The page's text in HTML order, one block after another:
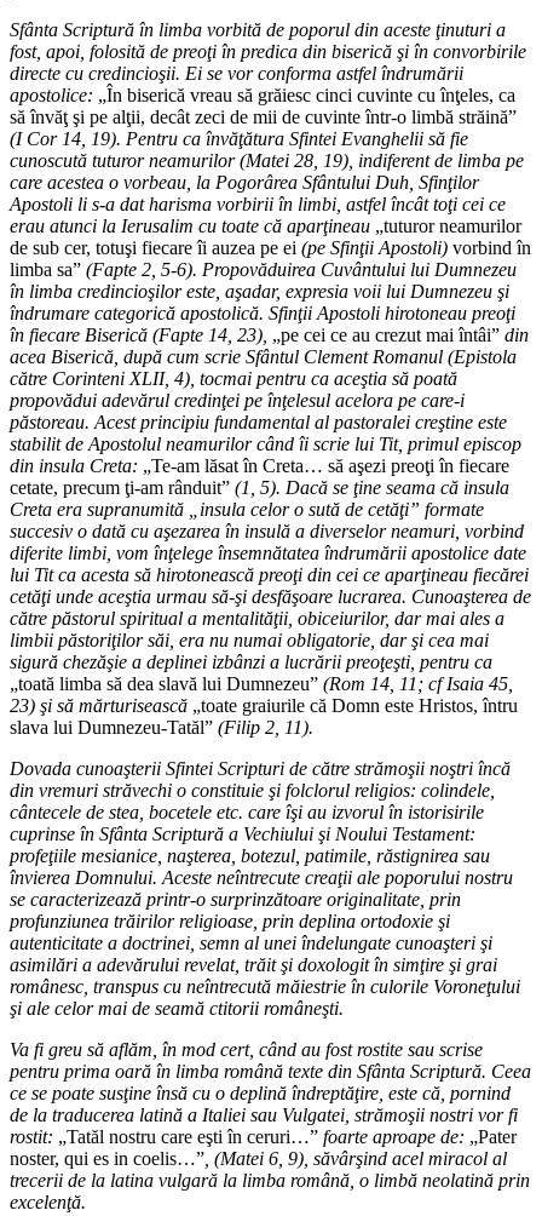
Sfânta Scriptură în limba vorbită de poporul din aceste ţinuturi a
fost, apoi, folosită de preoţi în predica din biserică şi în convorbirile
directe cu credincioşii. Ei se vor conforma astfel îndrumării
apostolice: „În biserică vreau să grăiesc cinci cuvinte cu înţeles, ca
să învăţ şi pe alţii, decât zeci de mii de cuvinte într-o limbă străină”
(I Cor 14, 19). Pentru ca învăţătura Sfintei Evanghelii să fie
cunoscută tuturor neamurilor (Matei 28, 19), indiferent de limba pe
care acestea o vorbeau, la Pogorârea Sfântului Duh, Sfinţilor
Apostoli li s-a dat harisma vorbirii în limbi, astfel încât toţi cei ce
erau atunci la Ierusalim cu toate că aparţineau „tuturor neamurilor
de sub cer, totuşi fiecare îi auzea pe ei (pe Sfinţii Apostoli) vorbind în
limba sa” (Fapte 2, 5-6). Propovăduirea Cuvântului lui Dumnezeu
în limba credincioşilor este, aşadar, expresia voii lui Dumnezeu şi
îndrumare categorică apostolică. Sfinţii Apostoli hirotoneau preoţi
în fiecare Biserică (Fapte 14, 23), „pe cei ce au crezut mai întâi” din
acea Biserică, după cum scrie Sfântul Clement Romanul (Epistola
către Corinteni XLII, 4), tocmai pentru ca aceştia să poată
propovădui adevărul credinţei pe înţelesul acelora pe care-i
păstoreau. Acest principiu fundamental al pastoralei creştine este
stabilit de Apostolul neamurilor când îi scrie lui Tit, primul episcop
din insula Creta: „Te-am lăsat în Creta… să aşezi preoţi în fiecare
cetate, precum ţi-am rânduit” (1, 5). Dacă se ţine seama că insula
Creta era supranumită „insula celor o sută de cetăţi” formate
succesiv o dată cu aşezarea în insulă a diverselor neamuri, vorbind
diferite limbi, vom înţelege însemnătatea îndrumării apostolice date
lui Tit ca acesta să hirotonească preoţi din cei ce aparţineau fiecărei
cetăţi unde aceştia urmau să-şi desfăşoare lucrarea. Cunoaşterea de
către păstorul spiritual a mentalităţii, obiceiurilor, dar mai ales a
limbii păstoriţilor săi, era nu numai obligatorie, dar şi cea mai
sigură chezăşie a deplinei izbânzi a lucrării preoţeşti, pentru ca
„toată limba să dea slavă lui Dumnezeu” (Rom 14, 11; cf Isaia 45,
23) şi să mărturisească „toate graiurile că Domn este Hristos, întru
slava lui Dumnezeu-Tatăl” (Filip 2, 11).
Dovada cunoaşterii Sfintei Scripturi de către strămoşii noştri încă
din vremuri străvechi o constituie şi folclorul religios: colindele,
cântecele de stea, bocetele etc. care îşi au izvorul în istorisirile
cuprinse în Sfânta Scriptură a Vechiului şi Noului Testament:
profeţiile mesianice, naşterea, botezul, patimile, răstignirea sau
învierea Domnului. Aceste neîntrecute creaţii ale poporului nostru
se caracterizează printr-o surprinzătoare originalitate, prin
profunziunea trăirilor religioase, prin deplina ortodoxie şi
autenticitate a doctrinei, semn al unei îndelungate cunoaşteri şi
asimilări a adevărului revelat, trăit şi doxologit în simţire şi grai
românesc, transpus cu neîntrecută măiestrie în culorile Voroneţului
şi ale celor mai de seamă ctitorii româneşti.
Va fi greu să aflăm, în mod cert, când au fost rostite sau scrise
pentru prima oară în limba română texte din Sfânta Scriptură. Ceea
ce se poate susţine însă cu o deplină îndreptăţire, este că, pornind
de la traducerea latină a Italiei sau Vulgatei, strămoşii nostri vor fi
rostit: „Tatăl nostru care eşti în ceruri…” foarte aproape de: „Pater
noster, qui es in coelis…” , (Matei 6, 9), săvârşind acel miracol al
trecerii de la latina vulgară la limba română, o limbă neolatină prin
excelenţă.